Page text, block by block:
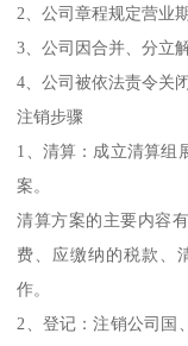
2、公司章程规定营业
3、公司因合并、分立
4、公司被依法责令关
注销步骤
1、清算：成立清算组
案。
清算方案的主要内容
费、应缴纳的税款、
作。
2、登记：注销公司国